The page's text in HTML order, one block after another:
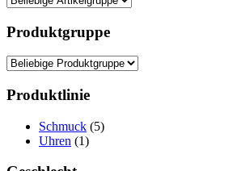
Produktgruppe
Produktlinie
Schmuck (5)
Uhren (1)